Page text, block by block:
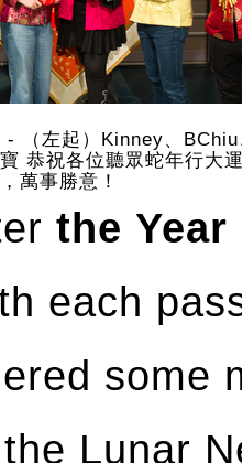
- （左起）Kinney、BChiu
恭祝各位聽眾蛇年行大
萬事勝意！
the
each
some
Lunar